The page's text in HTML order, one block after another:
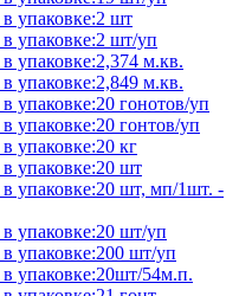
упаковке:2 шт
упаковке:2 шт/уп
упаковке:2,374 м.кв.
упаковке:2,849 м.кв.
упаковке:20 гонотов/уп
упаковке:20 гонтов/уп
упаковке:20 кг
упаковке:20 шт
упаковке:20 шт, мп/1шт. -
упаковке:20 шт/уп
упаковке:200 шт/уп
упаковке:20шт/54м.п.